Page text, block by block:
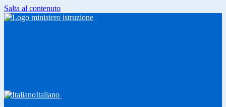
Salta al contenuto
Italiano